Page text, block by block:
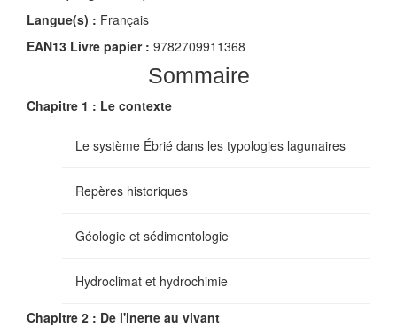
Langue(s) : Français
EAN13 Livre papier : 9782709911368
Sommaire
Chapitre 1 : Le contexte
Le système Ébrié dans les typologies lagunaires
Repères historiques
Géologie et sédimentologie
Hydroclimat et hydrochimie
Chapitre 2 : De l'inerte au vivant